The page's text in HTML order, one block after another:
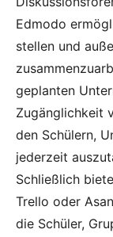
Edmodo
stellen und
geplanten
Zugänglichkeit
den Schülern,
jederzeit
Schließlich
Trello oder
die Schüler,